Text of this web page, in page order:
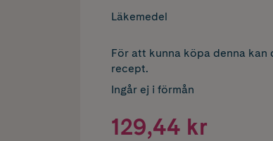
Läkemedel
För att kunna köpa denna kan
recept.
Ingår ej i förmån
129,44 kr